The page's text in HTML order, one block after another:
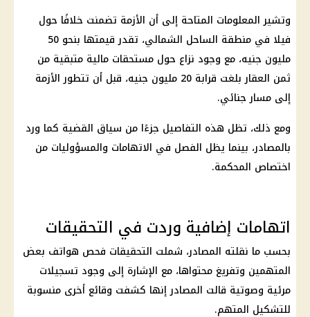
وتشير المعلومات المتاحة إلى أن الأزمة تضمنت خلافًا حول
فيلا في منطقة الساحل الشمالي، تقدر قيمتها بنحو 50
مليون جنيه، مع وجود نزاع حول مستحقات مالية متبقية من
ثمن العقار بلغت قرابة 20 مليون جنيه، قبل أن تتطور الأزمة
إلى مسار جنائي.
ومع ذلك، تظل هذه التفاصيل جزءًا من سياق القضية كما ورد
بالمصادر، بينما يظل الفصل في الاتهامات والمسؤوليات من
اختصاص المحكمة.
اتهامات إضافية وردت في التحقيقات
بحسب ما نقلته المصادر، شملت التحقيقات فحص هواتف بعض
المتهمين وتفريغ محتواها، مع الإشارة إلى وجود تسجيلات
مرئية وصوتية قالت المصادر إنها كشفت وقائع أخرى منسوبة
للتشكيل المتهم.